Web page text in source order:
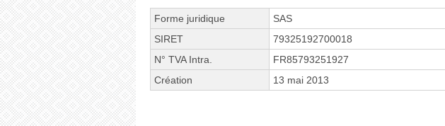
Forme juridique
SAS
SIRET
79325192700018
N° TVA Intra.
FR85793251927
Création
13 mai 2013